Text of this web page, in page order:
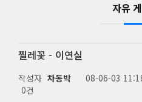
자유
찔레꽃 - 이연실
작성자 차동박 08-06-03
0건